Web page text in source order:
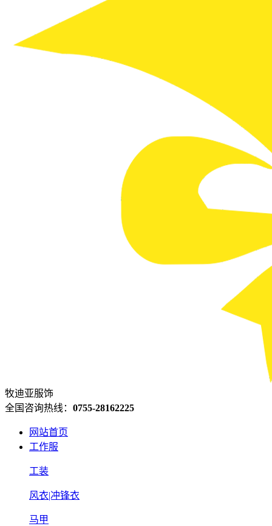
牧迪亚服饰
全国咨询热线： 0755-28162225
网站首页
工作服
工装
风衣|冲锋衣
马甲